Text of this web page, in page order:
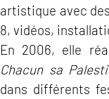
artistique avec
8, vidéos,
En 2006, elle
Chacun sa
dans différents